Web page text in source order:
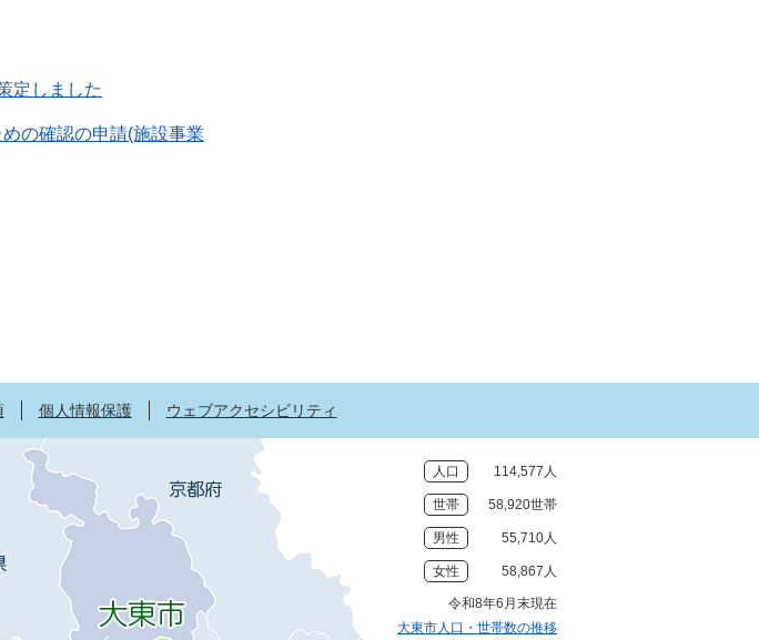
定しました
の確認の申請(施設事業
個人情報保護 ウェブアクセシビリティ
人口 114,577人
世帯 58,920世帯
男性 55,710人
女性 58,867人
令和8年6月末現在
大東市人口・世帯数の推移